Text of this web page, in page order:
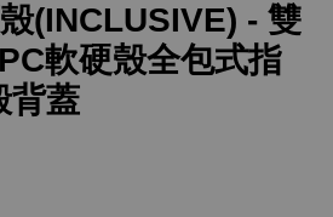
(INCLUSIVE) - 雙
軟硬殼全包式指
背蓋